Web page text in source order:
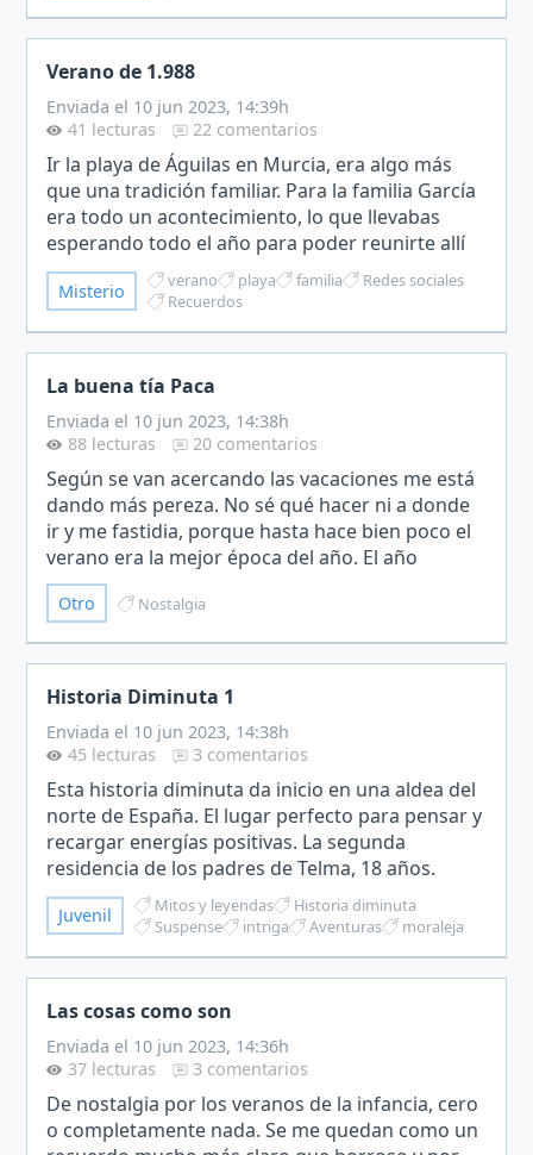
Verano de 1.988
Enviada el 10 jun 2023, 14:39h
41 lecturas
22 comentarios
Ir la playa de Águilas en Murcia, era algo más
que una tradición familiar. Para la familia García
era todo un acontecimiento, lo que llevabas
esperando todo el año para poder reunirte allí
con el resto de la familia que vivía desperdigada
por…
Misterio verano playa familia
Redes sociales
Recuerdos
La buena tía Paca
Enviada el 10 jun 2023, 14:38h
88 lecturas
20 comentarios
Según se van acercando las vacaciones me está
dando más pereza. No sé qué hacer ni a donde
ir y me fastidia, porque hasta hace bien poco el
verano era la mejor época del año. El año
pasado las vacaciones fueron horribles. A mi hija
Luna, una…
Otro Nostalgia
Historia Diminuta 1
Enviada el 10 jun 2023, 14:38h
45 lecturas
3 comentarios
Esta historia diminuta da inicio en una aldea del
norte de España. El lugar perfecto para pensar y
recargar energías positivas. La segunda
residencia de los padres de Telma, 18 años.
Había organizado sus días con Mario, su mejor
amigo desde l…
Juvenil Mitos y leyendas
Historia diminuta
Suspense
intriga Aventuras moraleja
Las cosas como son
Enviada el 10 jun 2023, 14:36h
37 lecturas
3 comentarios
De nostalgia por los veranos de la infancia, cero
o completamente nada. Se me quedan como un